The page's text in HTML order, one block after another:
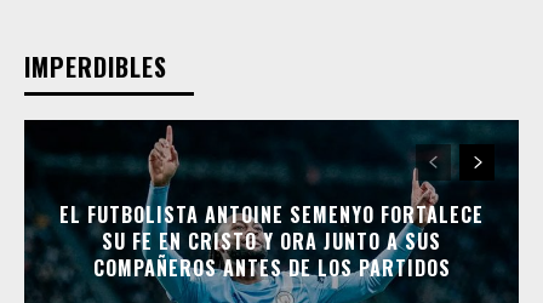
IMPERDIBLES
EL FUTBOLISTA ANTOINE SEMENYO FORTALECE
SU FE EN CRISTO Y ORA JUNTO A SUS
COMPAÑEROS ANTES DE LOS PARTIDOS